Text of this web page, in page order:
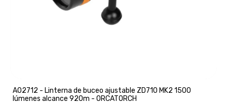
A02712 - Linterna de buceo ajustable ZD710 MK2 1500
lúmenes alcance 920m - ORCATORCH